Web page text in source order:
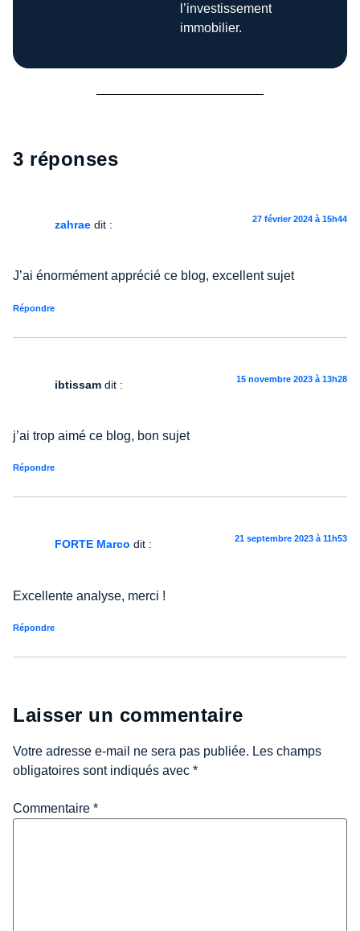
l’investissement
immobilier.
3 réponses
zahrae dit : 27 février 2024 à 15h44
J’ai énormément apprécié ce blog, excellent sujet
Répondre
ibtissam dit : 15 novembre 2023 à 13h28
j’ai trop aimé ce blog, bon sujet
Répondre
FORTE Marco dit : 21 septembre 2023 à 11h53
Excellente analyse, merci !
Répondre
Laisser un commentaire
Votre adresse e-mail ne sera pas publiée. Les champs
obligatoires sont indiqués avec *
Commentaire *